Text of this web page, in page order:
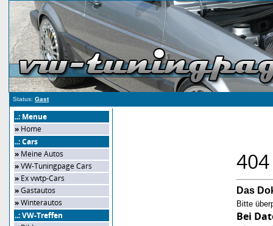
Status: Gast
..: Menue
» Home
..: Cars
» Meine Autos
»VW-Tuningpage Cars
» Ex vwtp-Cars
»Gastautos
»Winterautos
..: VW-Treffen
404
Das
Bitte
Bei